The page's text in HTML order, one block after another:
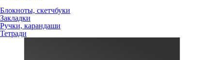
Блокноты, скетчбуки
Закладки
Ручки, карандаши
Тетради